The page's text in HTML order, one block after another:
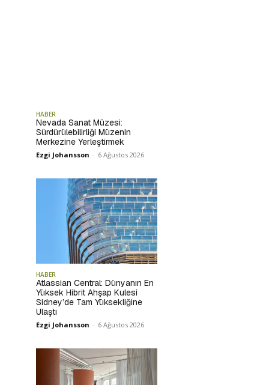
HABER
Nevada Sanat Müzesi:
Sürdürülebilirliği Müzenin
Merkezine Yerleştirmek
Ezgi Johansson - 6 Ağustos 2026
HABER
Atlassian Central: Dünyanın En
Yüksek Hibrit Ahşap Kulesi
Sidney’de Tam Yüksekliğine
Ulaştı
Ezgi Johansson - 6 Ağustos 2026